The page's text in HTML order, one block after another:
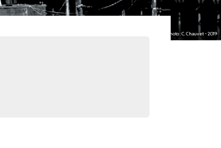
photo : C. Chauvet - 2019